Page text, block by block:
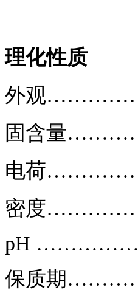
理化性质
外观
固含量
电荷
密度
pH
保质期